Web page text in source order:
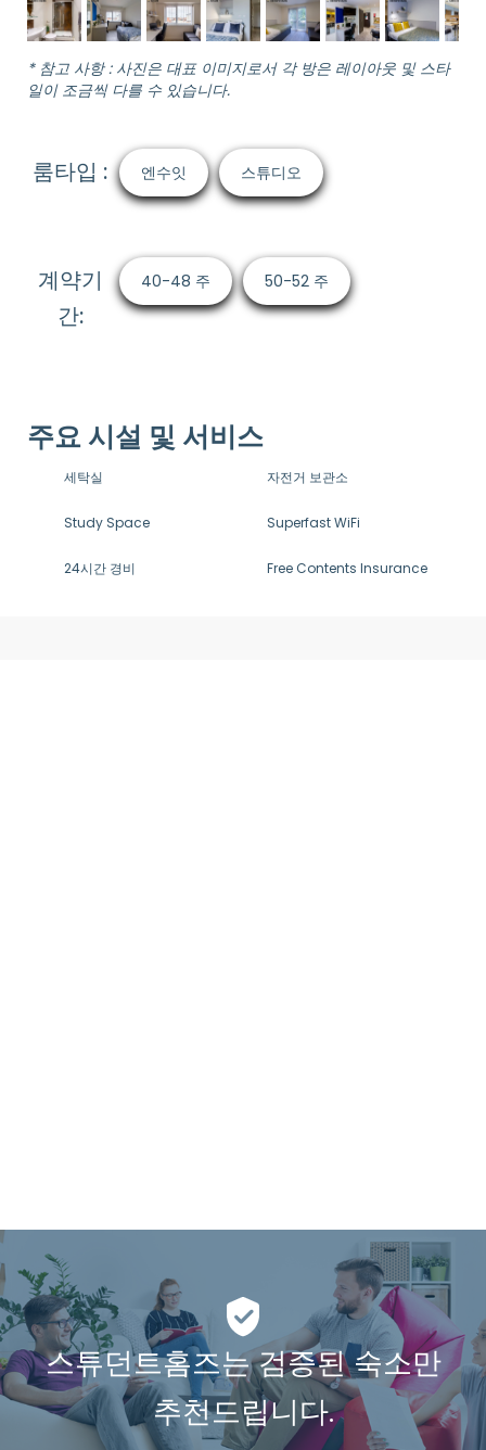
* 참고 사항 : 사진은 대표 이미지로서 각 방은 레이아웃 및 스타
일이 조금씩 다를 수 있습니다.
룸타입 : 엔수잇 스튜디오
계약기
간:
40-48 주 50-52 주
주요 시설 및 서비스
세탁실 자전거 보관소
Study Space Superfast WiFi
24시간 경비 Free Contents Insurance
스튜던트홈즈는 검증된 숙소만
추천드립니다.